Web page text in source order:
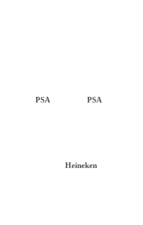
PSA PSA
Heineken